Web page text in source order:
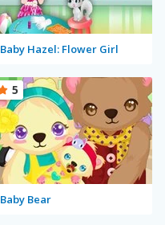
Baby Hazel: Flower Girl
Baby Bear
5